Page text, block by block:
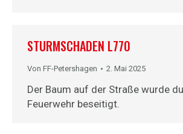
STURMSCHADEN L770
Von FF-Petershagen 2. Mai 2025
Der Baum auf der Straße wurde
Feuerwehr beseitigt.